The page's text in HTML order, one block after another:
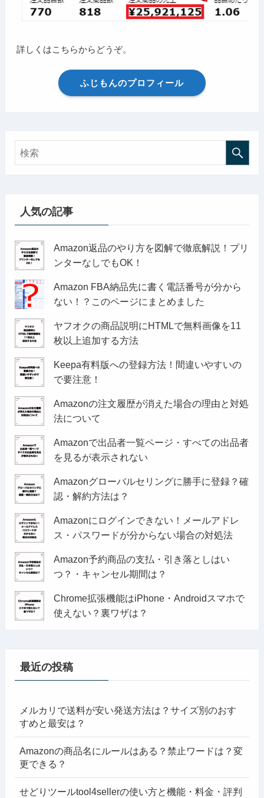
詳しくはこちらからどうぞ。
ふじもんのプロフィール
人気の記事
Amazon返品のやり方を図解で徹底解説！プリ
ンターなしでもOK！
Amazon FBA納品先に書く電話番号が分から
ない！？このページにまとめました
ヤフオクの商品説明にHTMLで無料画像を11
枚以上追加する方法
Keepa有料版への登録方法！間違いやすいの
で要注意！
Amazonの注文履歴が消えた場合の理由と対処
法について
Amazonで出品者一覧ページ・すべての出品者
を見るが表示されない
Amazonグローバルセリングに勝手に登録？確
認・解約方法は？
Amazonにログインできない！メールアドレ
ス・パスワードが分からない場合の対処法
Amazon予約商品の支払・引き落としはい
つ？・キャンセル期間は？
Chrome拡張機能はiPhone・Androidスマホで
使えない？裏ワザは？
最近の投稿
メルカリで送料が安い発送方法は？サイズ別のおす
すめと最安は？
Amazonの商品名にルールはある？禁止ワードは？変
更できる？
せどりツールtool4sellerの使い方と機能・料金・評判